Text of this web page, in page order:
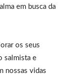
em busca da
os seus
salmista e
nossas vidas